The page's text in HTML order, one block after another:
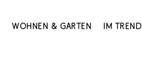
Wohnen & Garten Im Trend